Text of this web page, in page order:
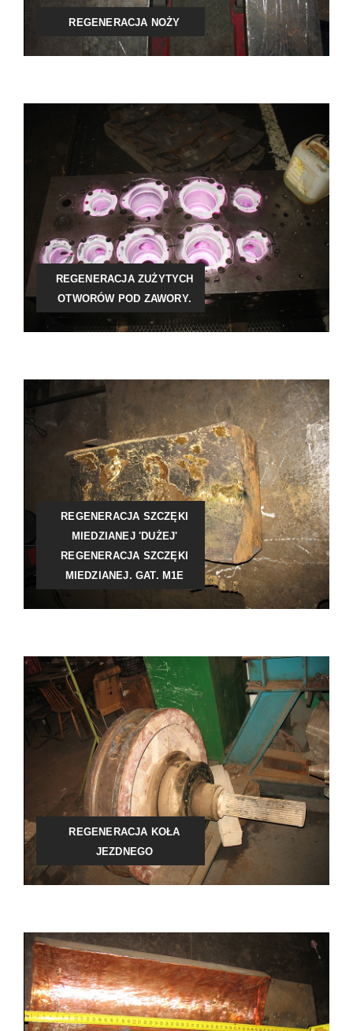
REGENERACJA NOŻY
REGENERACJA ZUŻYTYCH
OTWORÓW POD ZAWORY.
REGENERACJA SZCZĘKI
MIEDZIANEJ 'DUŻEJ'
REGENERACJA SZCZĘKI
MIEDZIANEJ. GAT. M1E
REGENERACJA KOŁA
JEZDNEGO